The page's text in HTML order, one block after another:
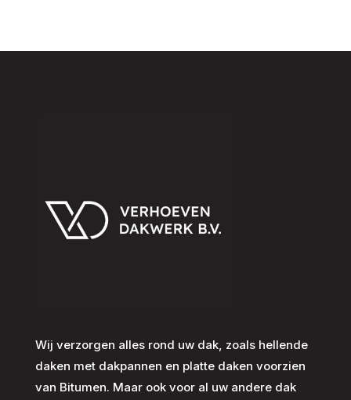
Wij verzorgen alles rond uw dak, zoals hellende
daken met dakpannen en platte daken voorzien
van Bitumen. Maar ook voor al uw andere dak